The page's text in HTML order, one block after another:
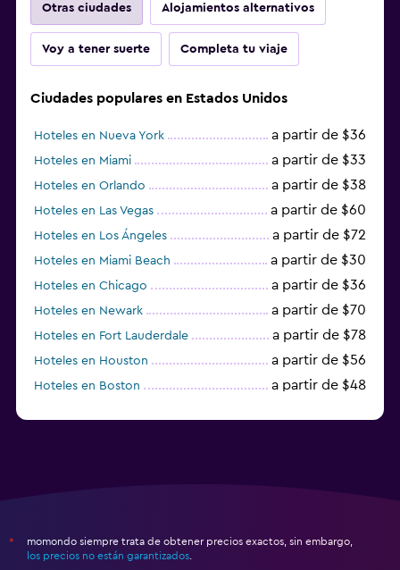
Otras ciudades Alojamientos alternativos
Voy a tener suerte Completa tu viaje
Ciudades populares en Estados Unidos
Hoteles en Nueva York a partir de $36
Hoteles en Miami a partir de $33
Hoteles en Orlando a partir de $38
Hoteles en Las Vegas a partir de $60
Hoteles en Los Ángeles a partir de $72
Hoteles en Miami Beach a partir de $30
Hoteles en Chicago a partir de $36
Hoteles en Newark a partir de $70
Hoteles en Fort Lauderdale a partir de $78
Hoteles en Houston a partir de $56
Hoteles en Boston a partir de $48
*
momondo siempre trata de obtener precios exactos, sin embargo,
los precios no están garantizados